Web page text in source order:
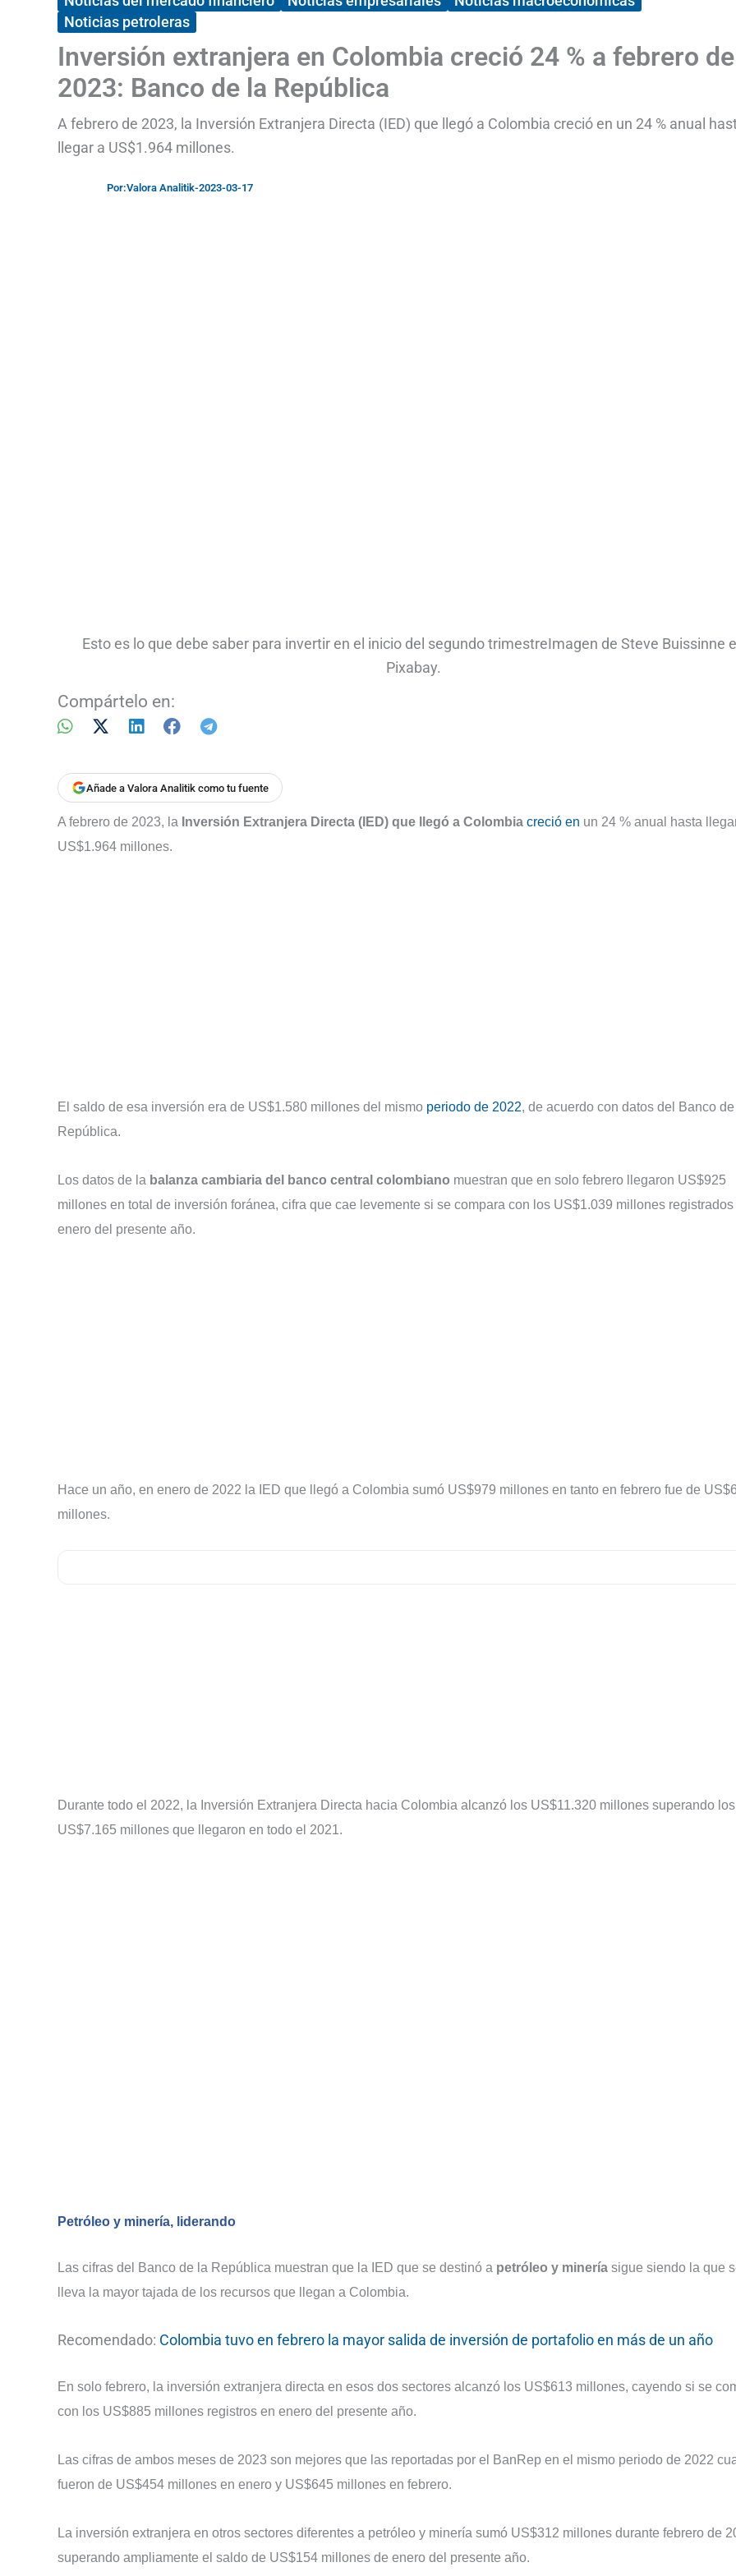
Noticias petroleras
Inversión extranjera en Colombia creció 24 % a febrero de
2023: Banco de la República
A febrero de 2023, la Inversión Extranjera Directa (IED) que llegó a Colombia creció en un 24 % anual
llegar a US$1.964 millones.
Por:Valora Analitik-2023-03-17
Esto es lo que debe saber para invertir en el inicio del segundo trimestreImagen de Steve Buissinne
Pixabay.
Compártelo en:
Añade a Valora Analitik como tu fuente
A febrero de 2023, la Inversión Extranjera Directa (IED) que llegó a Colombia creció en un 24 % anual hasta
US$1.964 millones.
El saldo de esa inversión era de US$1.580 millones del mismo periodo de 2022, de acuerdo con datos del Banco
República.
Los datos de la balanza cambiaria del banco central colombiano muestran que en solo febrero llegaron US$925
millones en total de inversión foránea, cifra que cae levemente si se compara con los US$1.039 millones registrados
enero del presente año.
Hace un año, en enero de 2022 la IED que llegó a Colombia sumó US$979 millones en tanto en febrero fue de
millones.
Durante todo el 2022, la Inversión Extranjera Directa hacia Colombia alcanzó los US$11.320 millones superando los
US$7.165 millones que llegaron en todo el 2021.
Petróleo y minería, liderando
Las cifras del Banco de la República muestran que la IED que se destinó a petróleo y minería sigue siendo la que
lleva la mayor tajada de los recursos que llegan a Colombia.
Recomendado: Colombia tuvo en febrero la mayor salida de inversión de portafolio en más de un año
En solo febrero, la inversión extranjera directa en esos dos sectores alcanzó los US$613 millones, cayendo si se
con los US$885 millones registros en enero del presente año.
Las cifras de ambos meses de 2023 son mejores que las reportadas por el BanRep en el mismo periodo de 2022
fueron de US$454 millones en enero y US$645 millones en febrero.
La inversión extranjera en otros sectores diferentes a petróleo y minería sumó US$312 millones durante febrero de
superando ampliamente el saldo de US$154 millones de enero del presente año.